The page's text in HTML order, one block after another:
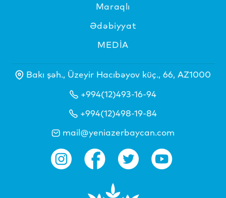
Maraqlı
Ədəbiyyat
MEDİA
Bakı şəh., Üzeyir Hacıbəyov küç., 66, AZ1000
+994(12)493-16-94
+994(12)498-19-84
mail@yeniazerbaycan.com